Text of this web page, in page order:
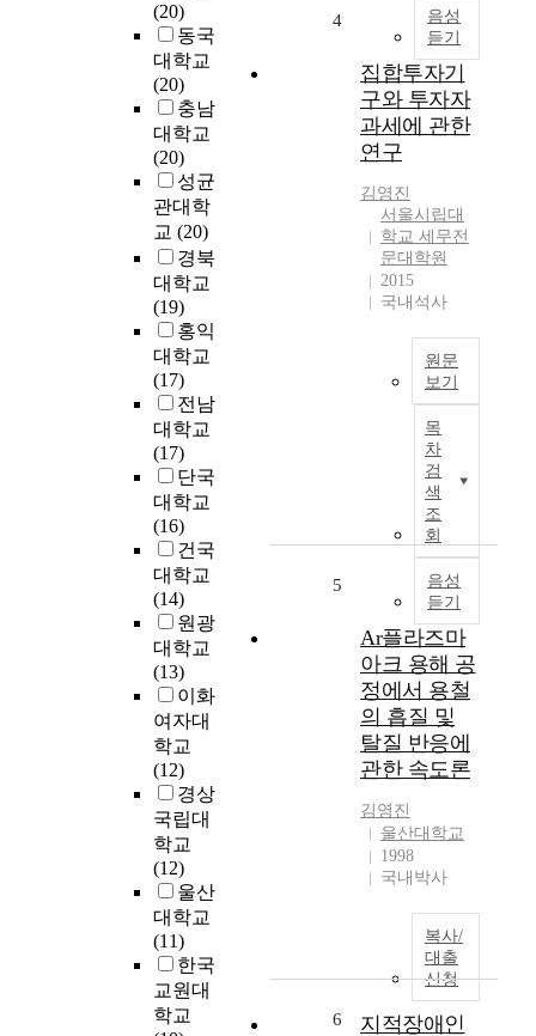
(20)
동국
대학교
(20)
충남
대학교
(20)
성균
관대학
교 (20)
경북
대학교
(19)
홍익
대학교
(17)
전남
대학교
(17)
단국
대학교
(16)
건국
대학교
(14)
원광
대학교
(13)
이화
여자대
학교
(12)
경상
국립대
학교
(12)
울산
대학교
(11)
한국
교원대
학교
음성
듣기
는
4
집합투자기
구와 투자자
과세에 관한
연구
김영진
서울시립대
학교 세무전
문대학원
2015
국내석사
원문
보기
목
차
검
색
조
회
음성
듣기
5
Ar플라즈마
아크 용해 공
정에서 용철
의 흡질 및
탈질 반응에
관한 속도론
김영진
울산대학교
1998
국내박사
복사/
대출
신청
6 지적장애인